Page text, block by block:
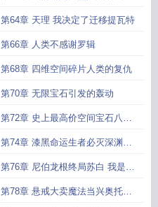
经破壁了
第64章 天理 我决定了迁移提瓦特
第66章 人类不感谢罗辑
第68章 四维空间碎片人类的复仇
第70章 无限宝石引发的轰动
第72章 史上最高价空间宝石八十
七万比重币
第74章 漆黑命运生者必灭深渊力
量
第76章 尼伯龙根终局苏白 我是在
拯救阿斯加德
第78章 悬戒大卖魔法当兴奥托的